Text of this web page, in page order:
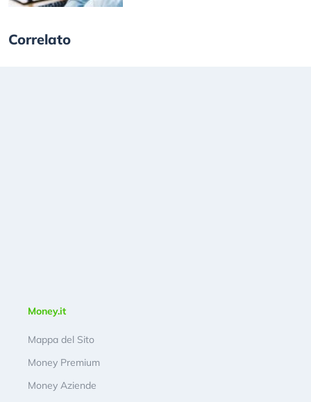
Correlato
Money.it
Mappa del Sito
Money Premium
Money Aziende